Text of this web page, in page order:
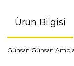
Ürün Bilgisi
Günsan Günsan